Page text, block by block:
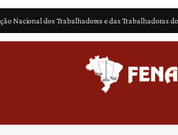
Nacional dos Trabalhadores e das Trabalhadoras